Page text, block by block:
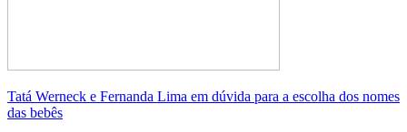
Tatá Werneck e Fernanda Lima em dúvida para a escolha dos nomes
das bebês